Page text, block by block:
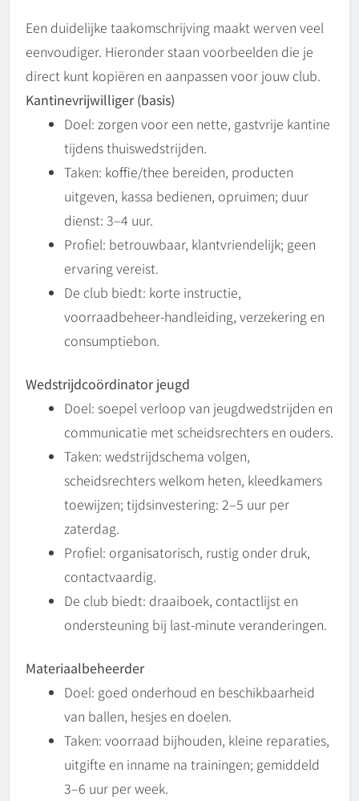
Een duidelijke taakomschrijving maakt werven veel
eenvoudiger. Hieronder staan voorbeelden die je
direct kunt kopiëren en aanpassen voor jouw club.
Kantinevrijwilliger (basis)
Doel: zorgen voor een nette, gastvrije kantine
tijdens thuiswedstrijden.
Taken: koffie/thee bereiden, producten
uitgeven, kassa bedienen, opruimen; duur
dienst: 3–4 uur.
Profiel: betrouwbaar, klantvriendelijk; geen
ervaring vereist.
De club biedt: korte instructie,
voorraadbeheer-handleiding, verzekering en
consumptiebon.
Wedstrijdcoördinator jeugd
Doel: soepel verloop van jeugdwedstrijden en
communicatie met scheidsrechters en ouders.
Taken: wedstrijdschema volgen,
scheidsrechters welkom heten, kleedkamers
toewijzen; tijdsinvestering: 2–5 uur per
zaterdag.
Profiel: organisatorisch, rustig onder druk,
contactvaardig.
De club biedt: draaiboek, contactlijst en
ondersteuning bij last-minute veranderingen.
Materiaalbeheerder
Doel: goed onderhoud en beschikbaarheid
van ballen, hesjes en doelen.
Taken: voorraad bijhouden, kleine reparaties,
uitgifte en inname na trainingen; gemiddeld
3–6 uur per week.